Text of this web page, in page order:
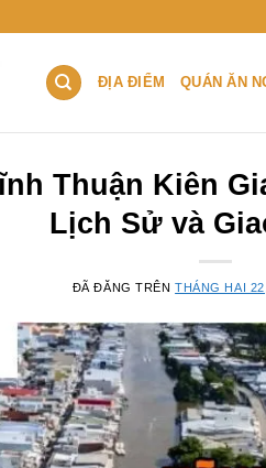
ĐỊA ĐIỂM QUÁN ĂN
Thuận Kiên
Lịch Sử và
ĐÃ ĐĂNG TRÊNTHÁNG HAI